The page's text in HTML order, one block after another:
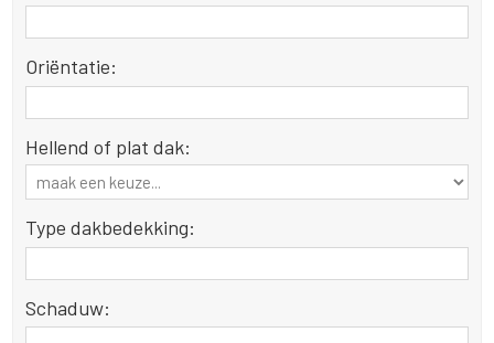
Oriëntatie:
Hellend of plat dak:
Type dakbedekking:
Schaduw: